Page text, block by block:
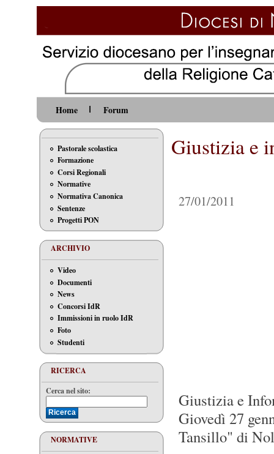
Home Forum
Pastorale scolastica
Formazione
Corsi Regionali
Normative
Normativa Canonica
Sentenze
Progetti PON
ARCHIVIO
Video
Documenti
News
Concorsi IdR
Immissioni in ruolo IdR
Foto
Studenti
RICERCA
Cerca nel sito:
NORMATIVE
Giustizia e
27/01/2011
Giustizia e
Giovedì 27
Tansillo" di